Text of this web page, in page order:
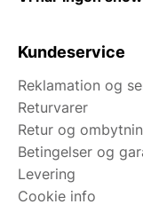
Kundeservice
Reklamation og
Returvarer
Retur og
Betingelser og
Levering
Cookie info